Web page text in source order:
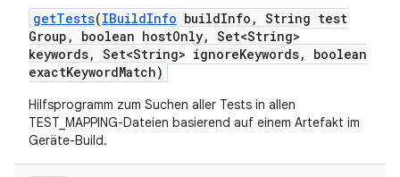
getTests(IBuildInfo buildInfo , String test
Group , boolean hostOnly, Set<String>
keywords, Set<String> ignoreKeywords,
boolean
exactKeywordMatch)
Hilfsprogramm zum Suchen aller Tests in allen
TEST_MAPPING-Dateien basierend auf einem Artefakt im
Geräte-Build.